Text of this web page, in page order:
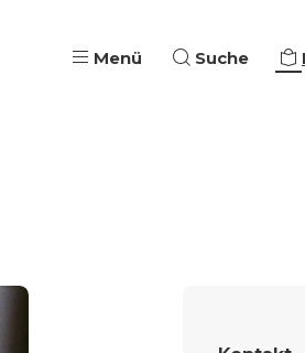
Menü
in Ausbildung & Beschäftigung
Suche